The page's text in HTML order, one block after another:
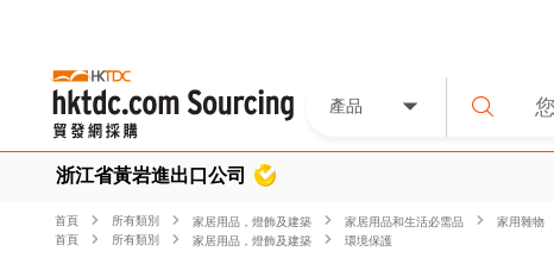
產品
浙江省黃岩進出口公司
首頁 所有類別 家居用品，燈飾及建築 家居用品和生活必需品
家用雜物
首頁
所有類別 家居用品，燈飾及建築 環境保護